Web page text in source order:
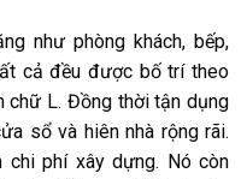
như phòng khách, bếp,
cả đều được bố trí theo
chữ L. Đồng thời tận dụng
sổ và hiên nhà rộng rãi.
chi phí xây dựng. Nó còn